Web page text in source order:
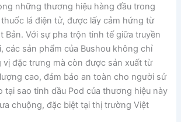
những thương hiệu hàng đầu trong
lá điện tử, được lấy cảm hứng từ
Bản. Với sự pha trộn tinh tế giữa truyền
các sản phẩm của Bushou không chỉ
vị đặc trưng mà còn được sản xuất từ
cao, đảm bảo an toàn cho người sử
tại sao tinh dầu Pod của thương hiệu này
chuộng, đặc biệt tại thị trường Việt